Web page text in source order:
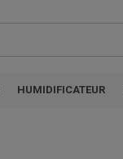
HUMIDIFICATEUR